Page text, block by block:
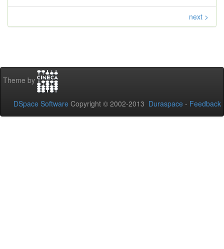
next >
Theme by
DSpace Software Copyright © 2002-2013 Duraspace - Feedback